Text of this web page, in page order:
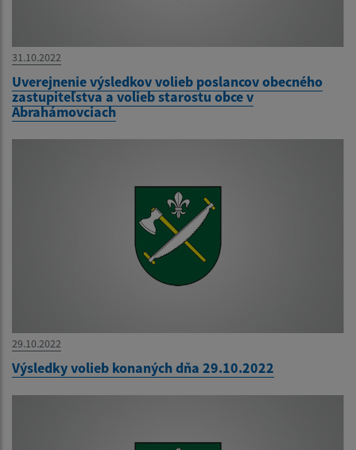
31.10.2022
Uverejnenie výsledkov volieb poslancov obecného
zastupiteľstva a volieb starostu obce v
Abrahámovciach
29.10.2022
Výsledky volieb konaných dňa 29.10.2022